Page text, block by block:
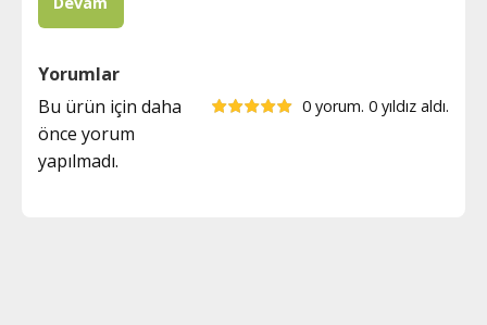
Yorumlar
0 yorum. 0 yıldız aldı.
Bu ürün için daha
önce yorum
yapılmadı.